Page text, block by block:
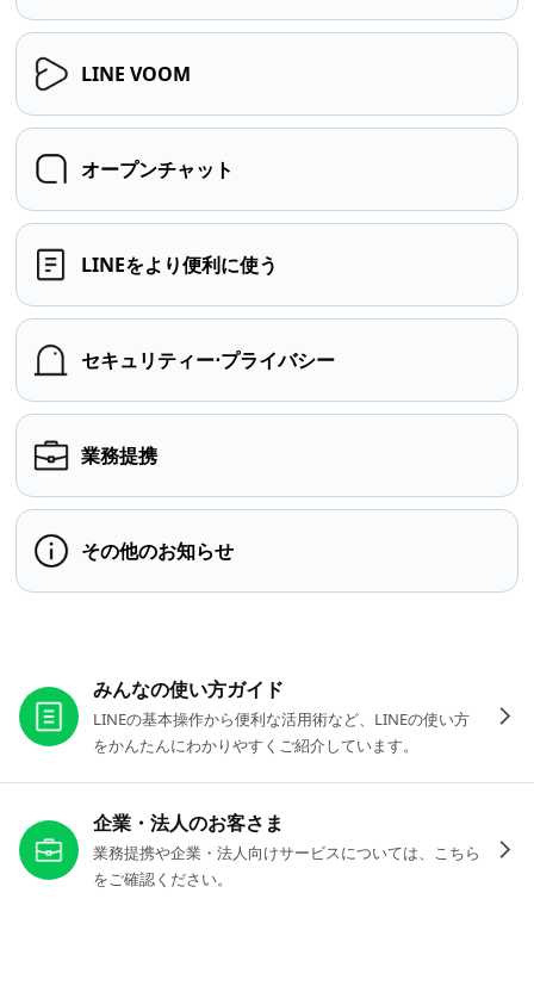
LINE VOOM
オープンチャット
LINEをより便利に使う
セキュリティー⋅プライバシー
業務提携
その他のお知らせ
みんなの使い方ガイド
LINEの基本操作から便利な活用術など、LINEの使い方
をかんたんにわかりやすくご紹介しています。
企業・法人のお客さま
業務提携や企業・法人向けサービスについては、こちら
をご確認ください。